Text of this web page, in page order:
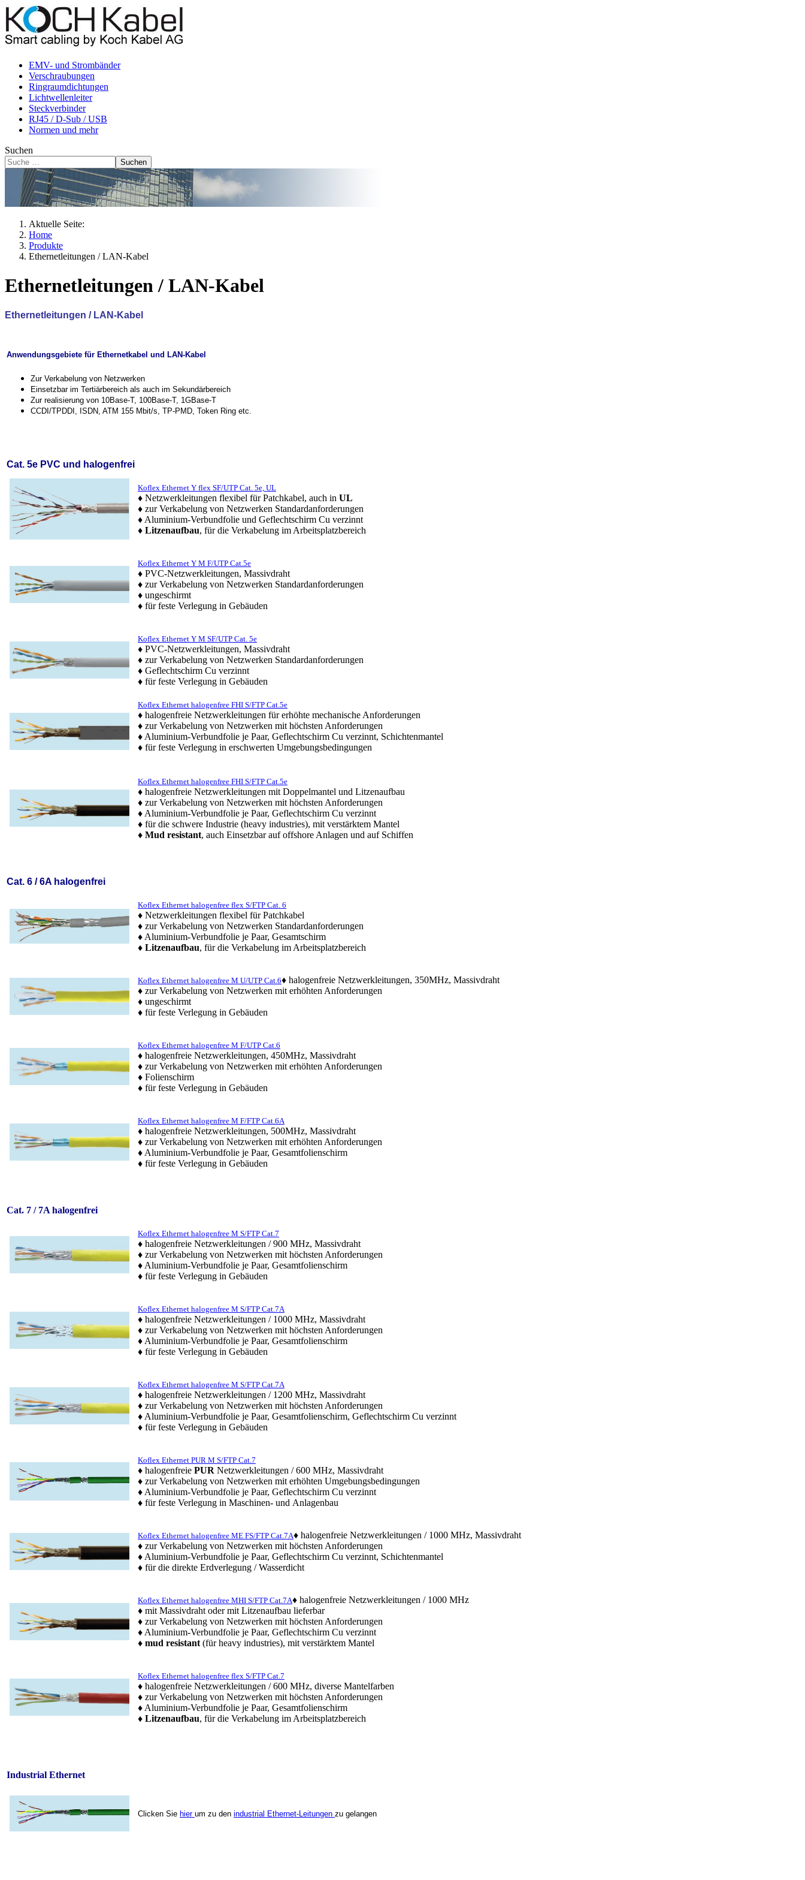
EMV- und Strombänder
Verschraubungen
Ringraumdichtungen
Lichtwellenleiter
Steckverbinder
RJ45 / D-Sub / USB
Normen und mehr
Suchen
Suchen
Aktuelle Seite:
Home
Produkte
Ethernetleitungen / LAN-Kabel
Ethernetleitungen / LAN-Kabel
Ethernetleitungen / LAN-Kabel
Anwendungsgebiete für Ethernetkabel und LAN-Kabel
Zur Verkabelung von Netzwerken
Einsetzbar im Tertiärbereich als auch im Sekundärbereich
Zur realisierung von 10Base-T, 100Base-T, 1GBase-T
CCDI/TPDDI, ISDN, ATM 155 Mbit/s, TP-PMD, Token Ring etc.
Cat. 5e PVC und halogenfrei
Koflex Ethernet Y flex SF/UTP Cat. 5e, UL
♦ Netzwerkleitungen flexibel für Patchkabel, auch in UL
♦ zur Verkabelung von Netzwerken Standardanforderungen
♦ Aluminium-Verbundfolie und Geflechtschirm Cu verzinnt
♦ Litzenaufbau, für die Verkabelung im Arbeitsplatzbereich
Koflex Ethernet Y M F/UTP Cat.5e
♦ PVC-Netzwerkleitungen, Massivdraht
♦ zur Verkabelung von Netzwerken Standardanforderungen
♦ ungeschirmt
♦ für feste Verlegung in Gebäuden
Koflex Ethernet Y M SF/UTP Cat. 5e
♦ PVC-Netzwerkleitungen, Massivdraht
♦ zur Verkabelung von Netzwerken Standardanforderungen
♦ Geflechtschirm Cu verzinnt
♦ für feste Verlegung in Gebäuden
Koflex Ethernet halogenfree FHI S/FTP Cat.5e
♦ halogenfreie Netzwerkleitungen für erhöhte mechanische Anforderungen
♦ zur Verkabelung von Netzwerken mit höchsten Anforderungen
♦ Aluminium-Verbundfolie je Paar, Geflechtschirm Cu verzinnt, Schichtenmantel
♦ für feste Verlegung in erschwerten Umgebungsbedingungen
Koflex Ethernet halogenfree FHI S/FTP Cat.5e
♦ halogenfreie Netzwerkleitungen mit Doppelmantel und Litzenaufbau
♦ zur Verkabelung von Netzwerken mit höchsten Anforderungen
♦ Aluminium-Verbundfolie je Paar, Geflechtschirm Cu verzinnt
♦ für die schwere Industrie (heavy industries), mit verstärktem Mantel
♦ Mud resistant, auch Einsetzbar auf offshore Anlagen und auf Schiffen
Cat. 6 / 6A halogenfrei
Koflex Ethernet halogenfree flex S/FTP Cat. 6
♦ Netzwerkleitungen flexibel für Patchkabel
♦ zur Verkabelung von Netzwerken Standardanforderungen
♦ Aluminium-Verbundfolie je Paar, Gesamtschirm
♦ Litzenaufbau, für die Verkabelung im Arbeitsplatzbereich
Koflex Ethernet halogenfree M U/UTP Cat.6♦ halogenfreie Netzwerkleitungen, 350MHz, Massivdraht
♦ zur Verkabelung von Netzwerken mit erhöhten Anforderungen
♦ ungeschirmt
♦ für feste Verlegung in Gebäuden
Koflex Ethernet halogenfree M F/UTP Cat.6
♦ halogenfreie Netzwerkleitungen, 450MHz, Massivdraht
♦ zur Verkabelung von Netzwerken mit erhöhten Anforderungen
♦ Folienschirm
♦ für feste Verlegung in Gebäuden
Koflex Ethernet halogenfree M F/FTP Cat.6A
♦ halogenfreie Netzwerkleitungen, 500MHz, Massivdraht
♦ zur Verkabelung von Netzwerken mit erhöhten Anforderungen
♦ Aluminium-Verbundfolie je Paar, Gesamtfolienschirm
♦ für feste Verlegung in Gebäuden
Cat. 7 / 7A halogenfrei
Koflex Ethernet halogenfree M S/FTP Cat.7
♦ halogenfreie Netzwerkleitungen / 900 MHz, Massivdraht
♦ zur Verkabelung von Netzwerken mit höchsten Anforderungen
♦ Aluminium-Verbundfolie je Paar, Gesamtfolienschirm
♦ für feste Verlegung in Gebäuden
Koflex Ethernet halogenfree M S/FTP Cat.7A
♦ halogenfreie Netzwerkleitungen / 1000 MHz, Massivdraht
♦ zur Verkabelung von Netzwerken mit höchsten Anforderungen
♦ Aluminium-Verbundfolie je Paar, Gesamtfolienschirm
♦ für feste Verlegung in Gebäuden
Koflex Ethernet halogenfree M S/FTP Cat.7A
♦ halogenfreie Netzwerkleitungen / 1200 MHz, Massivdraht
♦ zur Verkabelung von Netzwerken mit höchsten Anforderungen
♦ Aluminium-Verbundfolie je Paar, Gesamtfolienschirm, Geflechtschirm Cu verzinnt
♦ für feste Verlegung in Gebäuden
Koflex Ethernet PUR M S/FTP Cat.7
♦ halogenfreie PUR Netzwerkleitungen / 600 MHz, Massivdraht
♦ zur Verkabelung von Netzwerken mit erhöhten Umgebungsbedingungen
♦ Aluminium-Verbundfolie je Paar, Geflechtschirm Cu verzinnt
♦ für feste Verlegung in Maschinen- und Anlagenbau
Koflex Ethernet halogenfree ME FS/FTP Cat.7A♦ halogenfreie Netzwerkleitungen / 1000 MHz, Massivdraht
♦ zur Verkabelung von Netzwerken mit höchsten Anforderungen
♦ Aluminium-Verbundfolie je Paar, Geflechtschirm Cu verzinnt, Schichtenmantel
♦ für die direkte Erdverlegung / Wasserdicht
Koflex Ethernet halogenfree MHI S/FTP Cat.7A♦ halogenfreie Netzwerkleitungen / 1000 MHz
♦ mit Massivdraht oder mit Litzenaufbau lieferbar
♦ zur Verkabelung von Netzwerken mit höchsten Anforderungen
♦ Aluminium-Verbundfolie je Paar, Geflechtschirm Cu verzinnt
♦ mud resistant (für heavy industries), mit verstärktem Mantel
Koflex Ethernet halogenfree flex S/FTP Cat.7
♦ halogenfreie Netzwerkleitungen / 600 MHz, diverse Mantelfarben
♦ zur Verkabelung von Netzwerken mit höchsten Anforderungen
♦ Aluminium-Verbundfolie je Paar, Gesamtfolienschirm
♦ Litzenaufbau, für die Verkabelung im Arbeitsplatzbereich
Industrial Ethernet
Clicken Sie hier um zu den industrial Ethernet-Leitungen zu gelangen